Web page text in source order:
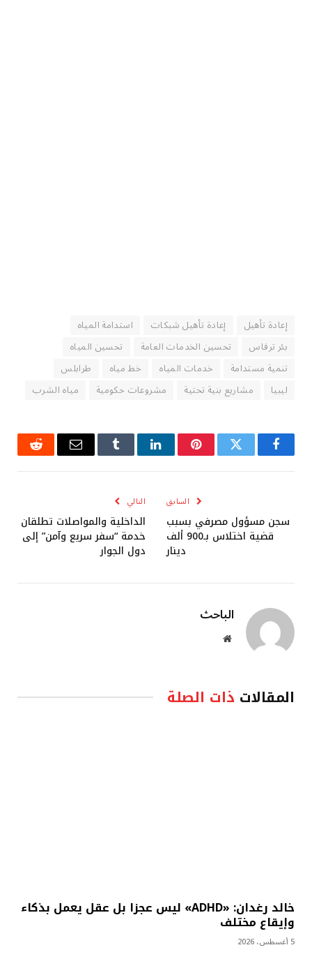
إعادة تأهيل إعادة تأهيل شبكات
استدامة المياه
بئر ترفاس
تحسين الخدمات العامة
تحسين المياه
تنمية مستدامة
خدمات المياه خط مياه
طرابلس
ليبيا
مشاريع بنية تحتية مشروعات حكومية مياه الشرب
فيسبوكتويتر بينتيريستلينكدإن Tumblr البريد
رديت
السابق
سجن مسؤول مصرفي بسبب
قضية اختلاس بـ900 ألف
دينار
التالي
الداخلية والمواصلات تطلقان
خدمة “سفر سريع وآمن” إلى
دول الجوار
الباحث
موقع
المقالات ذات الصلة
خالد رغدان: «ADHD» ليس عجزا بل عقل يعمل بذكاء
وإيقاع مختلف
5 أغسطس، 2026